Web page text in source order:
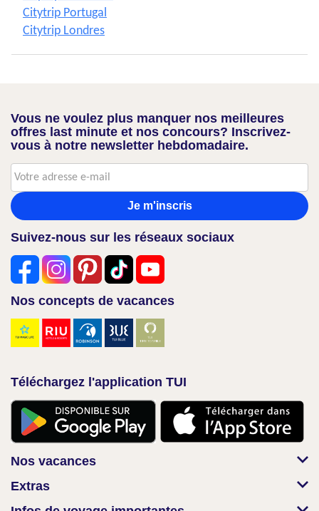
Citytrip Portugal
Citytrip Londres
Vous ne voulez plus manquer nos meilleures
offres last minute et nos concours? Inscrivez-
vous à notre newsletter hebdomadaire.
Je m'inscris
Suivez-nous sur les réseaux sociaux
Nos concepts de vacances
Téléchargez l'application TUI
Nos vacances
Extras